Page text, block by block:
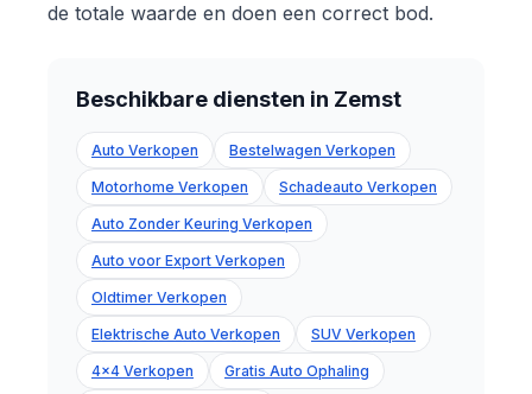
de totale waarde en doen een correct bod.
Beschikbare diensten in Zemst
Auto Verkopen Bestelwagen Verkopen
Motorhome Verkopen Schadeauto Verkopen
Auto Zonder Keuring Verkopen
Auto voor Export Verkopen
Oldtimer Verkopen
Elektrische Auto Verkopen SUV Verkopen
4x4 Verkopen Gratis Auto Ophaling